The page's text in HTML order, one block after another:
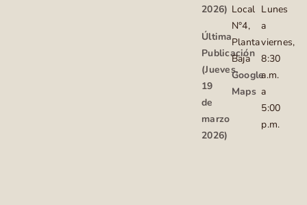
2026)
Última
Publicación
(Jueves,
19
de
marzo
2026)
Local
N°4,
Planta
Baja
Google
Maps
Lunes
a
viernes,
8:30
a.m.
a
5:00
p.m.